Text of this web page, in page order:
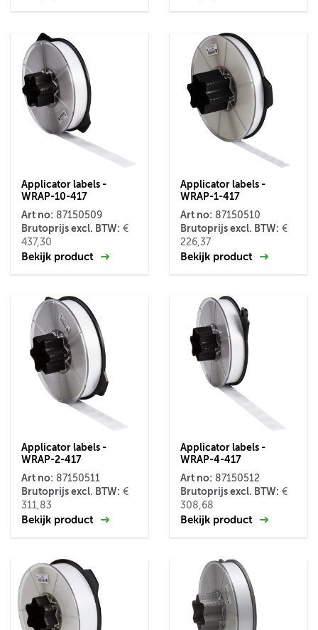
Applicator labels -
WRAP-10-417
Art no: 87150509
Brutoprijs excl. BTW: €
437,30
Bekijk product
Applicator labels -
WRAP-1-417
Art no: 87150510
Brutoprijs excl. BTW: €
226,37
Bekijk product
Applicator labels -
WRAP-2-417
Art no: 87150511
Brutoprijs excl. BTW: €
311,83
Bekijk product
Applicator labels -
WRAP-4-417
Art no: 87150512
Brutoprijs excl. BTW: €
308,68
Bekijk product